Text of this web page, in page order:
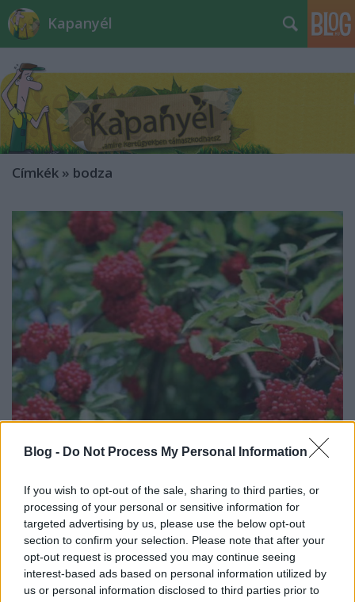
Blog - Do Not Process My Personal Information
If you wish to opt-out of the sale, sharing to third parties, or
processing of your personal or sensitive information for
targeted advertising by us, please use the below opt-out
section to confirm your selection. Please note that after your
opt-out request is processed you may continue seeing
interest-based ads based on personal information utilized by
us or personal information disclosed to third parties prior to
Kapanyél
Címkék » bodza
Ültessünk bodzát!
A bodza széles körben ismert és kedvelt növény. Sok
konyhában a május-júniusi virágzás idején
bodzaszörptől roskadoznak a polcok, a meghűléses
időszakban teáját szívesen fogyasztjuk.
Dísznövényként is megállja a helyét, színes levelű